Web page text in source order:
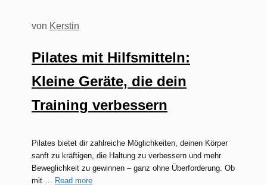
Pilates mit Hilfsmitteln:
Kleine Geräte, die dein
Training verbessern
von Kerstin
Pilates bietet dir zahlreiche Möglichkeiten, deinen Körper
sanft zu kräftigen, die Haltung zu verbessern und mehr
Beweglichkeit zu gewinnen – ganz ohne Überforderung. Ob
mit … Read more